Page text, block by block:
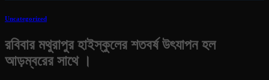
Uncategorized
রবিবার মথুরাপুর হাইস্কুলের শতবর্ষ উৎযাপন হল
আড়ম্বরের সাথে ।